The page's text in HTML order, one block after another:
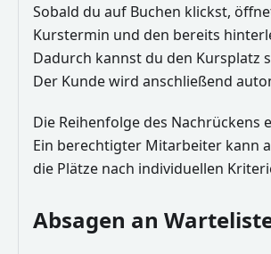
Sobald du auf Buchen klickst,
Kurstermin und den bereits
Dadurch kannst du den Kursplatz
Der Kunde wird anschließend
Die Reihenfolge des
Ein berechtigter Mitarbeiter kann
die Plätze nach individuellen
Absagen an